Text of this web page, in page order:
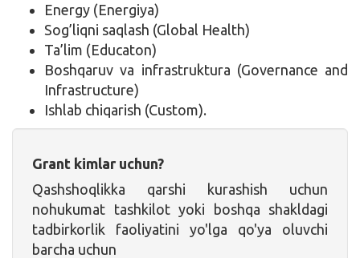
Energy (Energiya)
Sog’liqni saqlash (Global Health)
Ta’lim (Educaton)
Boshqaruv va infrastruktura (Governance and
Infrastructure)
Ishlab chiqarish (Custom).
Grant kimlar uchun?
Qashshoqlikka qarshi kurashish uchun
nohukumat tashkilot yoki boshqa shakldagi
tadbirkorlik faoliyatini yo'lga qo'ya oluvchi
barcha uchun